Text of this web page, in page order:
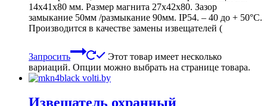
14х41х80 мм. Размер магнита 27х42х80. Зазор
замыкание 50мм /размыкание 90мм. IP54. – 40 до + 50°С.
Производится в качестве замены извещателей (
Запросить
Этот товар имеет несколько
вариаций. Опции можно выбрать на странице товара.
Извещатель охранный